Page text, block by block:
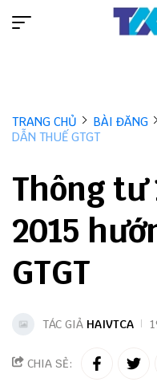
TRANG CHỦ BÀI ĐĂNG
DẪN THUẾ GTGT
Thông tư
2015
GTGT
TÁC GIẢ HAIVTCA
CHIA SẺ: